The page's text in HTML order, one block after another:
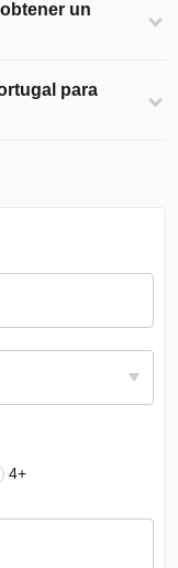
un
para
4+